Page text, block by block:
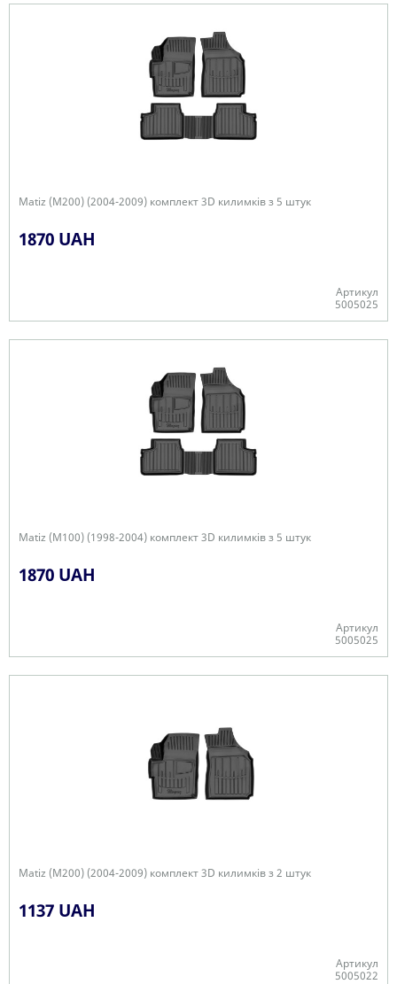
Matiz (M200) (2004-2009) комплект 3D килимків з 5 штук
1870 UAH
Артикул
5005025
Matiz (M100) (1998-2004) комплект 3D килимків з 5 штук
1870 UAH
Артикул
5005025
Matiz (M200) (2004-2009) комплект 3D килимків з 2 штук
1137 UAH
Артикул
5005022